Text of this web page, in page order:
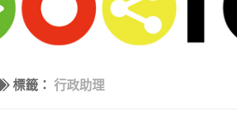
標籤： 行政助理